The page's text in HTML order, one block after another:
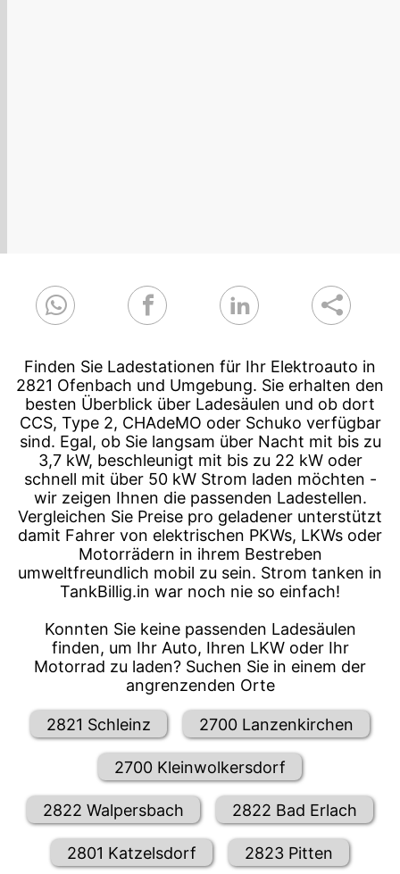
Finden Sie Ladestationen für Ihr Elektroauto in
2821 Ofenbach und Umgebung. Sie erhalten den
besten Überblick über Ladesäulen und ob dort
CCS, Type 2, CHAdeMO oder Schuko verfügbar
sind. Egal, ob Sie langsam über Nacht mit bis zu
3,7 kW, beschleunigt mit bis zu 22 kW oder
schnell mit über 50 kW Strom laden möchten -
wir zeigen Ihnen die passenden Ladestellen.
Vergleichen Sie Preise pro geladener unterstützt
damit Fahrer von elektrischen PKWs, LKWs oder
Motorrädern in ihrem Bestreben
umweltfreundlich mobil zu sein. Strom tanken in
TankBillig.in war noch nie so einfach!
Konnten Sie keine passenden Ladesäulen
finden, um Ihr Auto, Ihren LKW oder Ihr
Motorrad zu laden? Suchen Sie in einem der
angrenzenden Orte
2821 Schleinz 2700 Lanzenkirchen
2700 Kleinwolkersdorf
2822 Walpersbach 2822 Bad Erlach
2801 Katzelsdorf 2823 Pitten